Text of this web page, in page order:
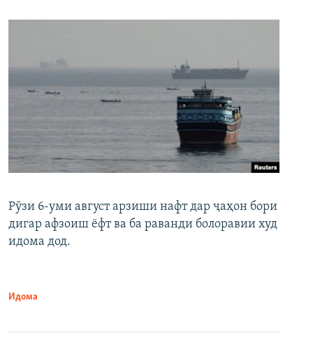
Рӯзи 6-уми август арзиши нафт дар ҷаҳон бори
дигар афзоиш ёфт ва ба раванди болоравии худ
идома дод.
Идома